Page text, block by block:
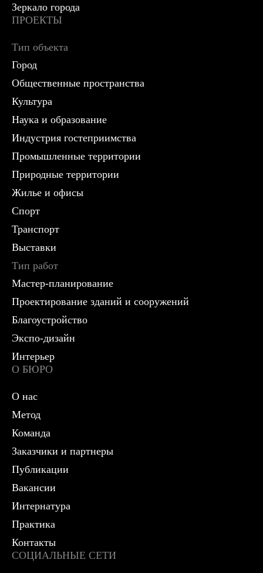
Зеркало города
ПРОЕКТЫ
Тип объекта
Город
Общественные пространства
Культура
Наука и образование
Индустрия гостеприимства
Промышленные территории
Природные территории
Жилье и офисы
Спорт
Транспорт
Выставки
Тип работ
Мастер-планирование
Проектирование зданий и сооружений
Благоустройство
Экспо-дизайн
Интерьер
О БЮРО
О нас
Метод
Команда
Заказчики и партнеры
Публикации
Вакансии
Интернатура
Практика
Контакты
СОЦИАЛЬНЫЕ СЕТИ